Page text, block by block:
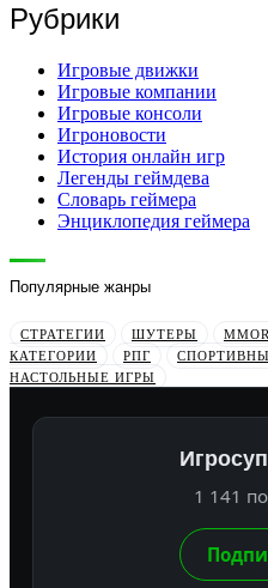
Рубрики
Игровые движки
Игровые компании
Игровые консоли
Игроновости
История онлайн игр
Легенды геймдева
Словарь геймера
Энциклопедия геймера
Популярные жанры
СТРАТЕГИИ ШУТЕРЫ
КАТЕГОРИИ
РПГ
НАСТОЛЬНЫЕ ИГРЫ
1 141